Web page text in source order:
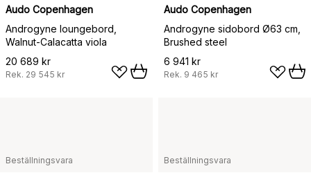
Audo Copenhagen
Androgyne loungebord,
Walnut-Calacatta viola
20 689 kr
Rek. 29 545 kr
Audo Copenhagen
Androgyne sidobord Ø63 cm,
Brushed steel
6 941 kr
Rek. 9 465 kr
Beställningsvara Beställningsvara